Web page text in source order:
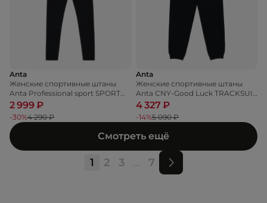
Anta
Женские спортивные штаны
Anta Professional sport SPORT
LEGGINS
2 999 ₽
-30%4 290 ₽
Anta
Женские спортивные штаны
Anta CNY-Good Luck TRACKSUIT
TROUSER
4 327 ₽
-14%5 090 ₽
Смотреть ещё
1 2 3 ... 7